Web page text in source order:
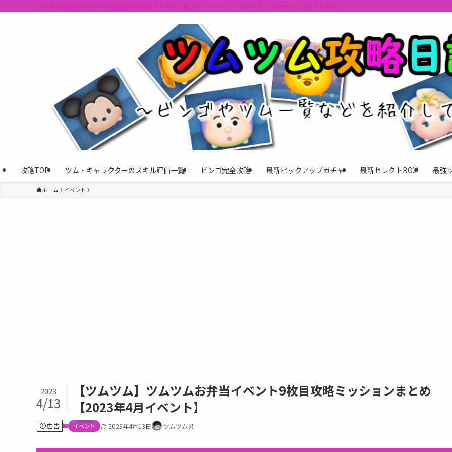
ツムツム攻略サイトの中でも最強の攻略サイトです。新ツム・イベント・ピックアップガチャ・セレクトボックスの情報を最速で提供しビンゴの
攻略TOP ツム・キャラクターのスキル評価一覧 ビンゴ完全攻略 最新ピックアップガチャ 最新セレクトBOX 最強
ホーム イベント
【ツムツム】ツムツムお弁当イベント9枚目攻略ミッションまとめ
【2023年4月イベント】
2023
4/13
広告 イベント 2023年4月13日 ツムツム男